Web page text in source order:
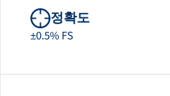
정확도
±0.5% FS